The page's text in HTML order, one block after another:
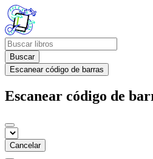
Buscar
Escanear código de barras
Escanear código de
Cancelar